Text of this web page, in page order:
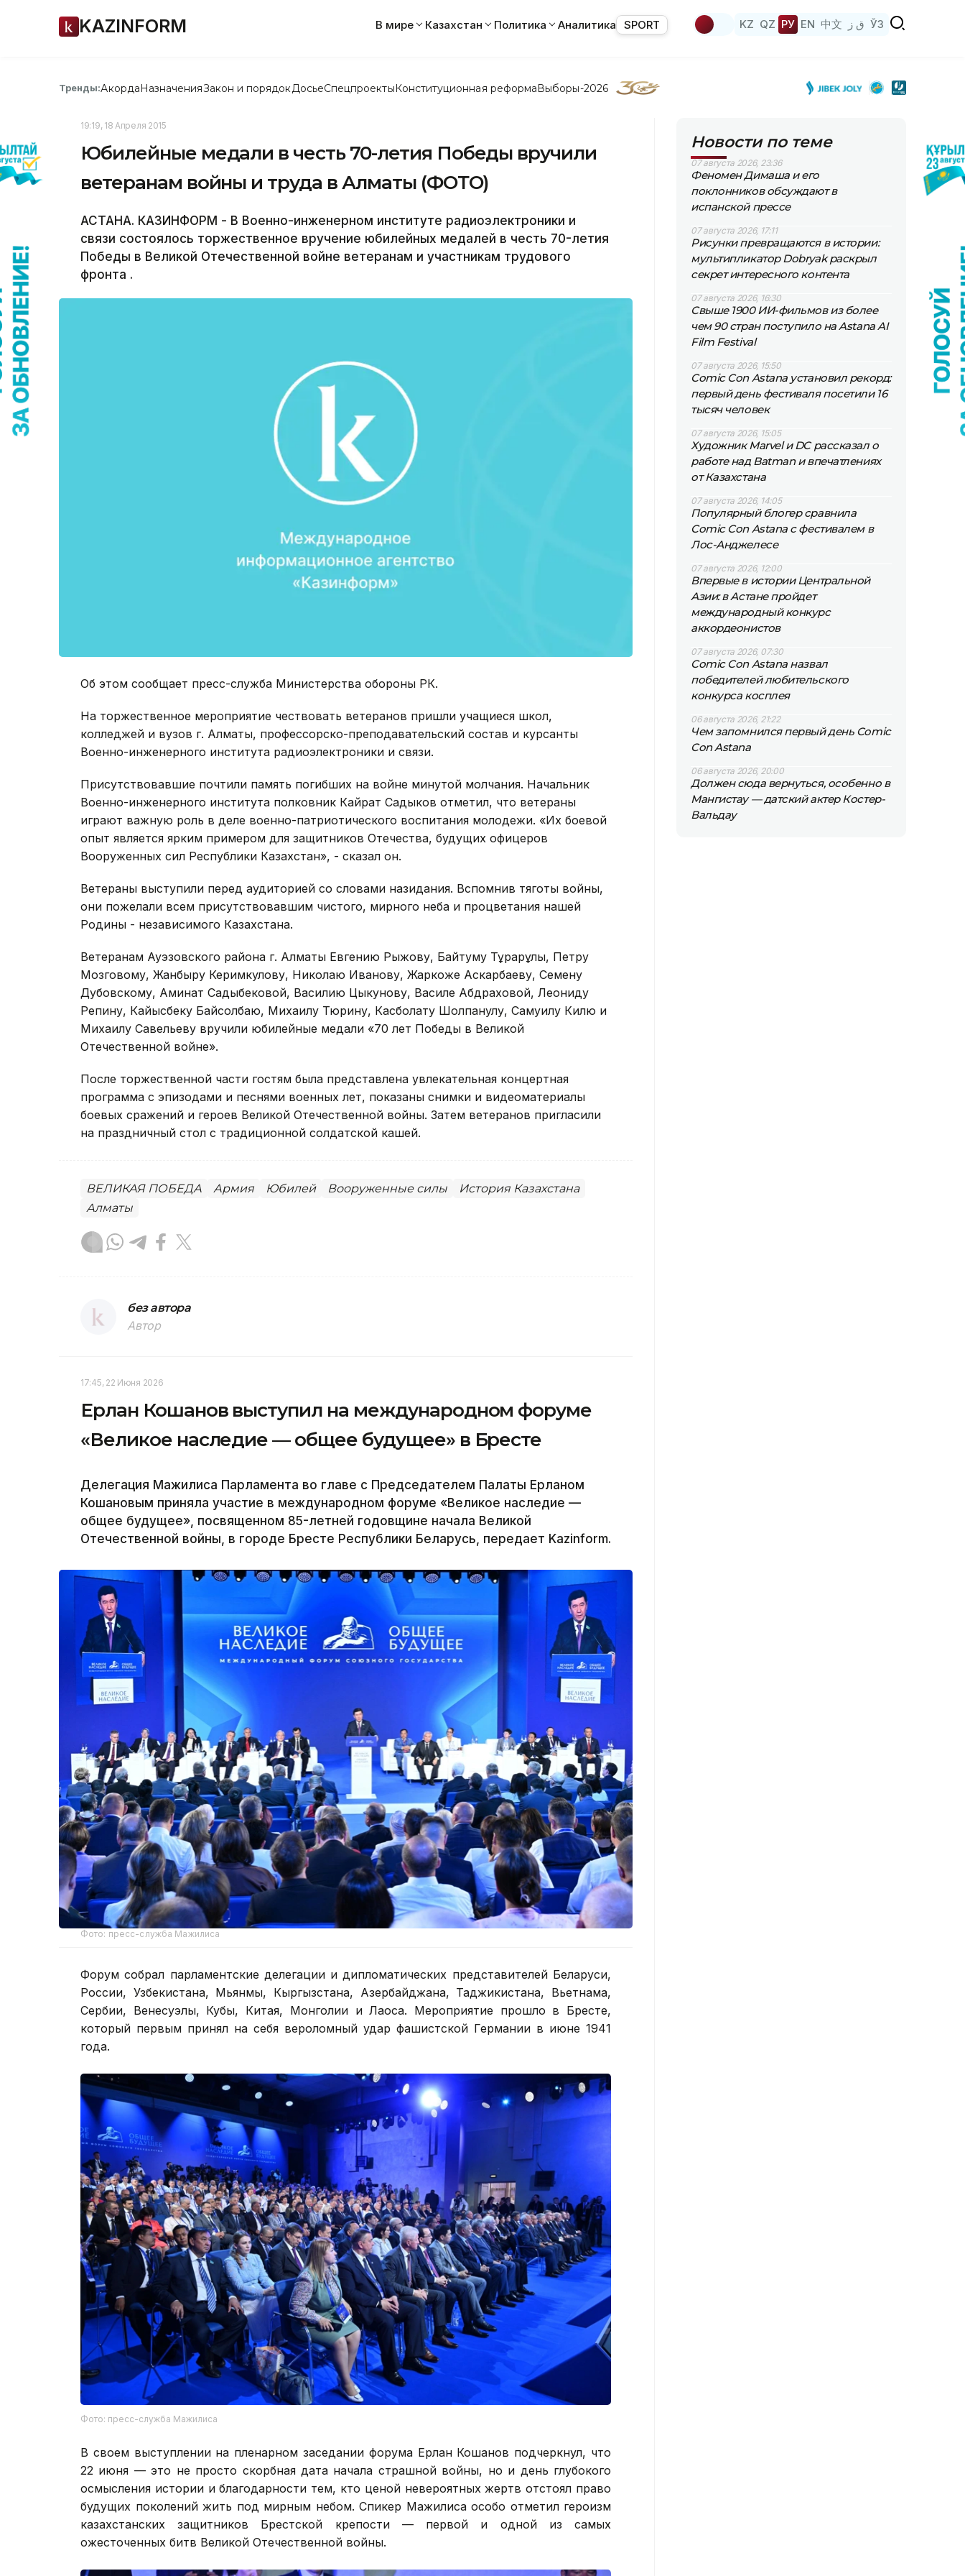
KAZINFORM В мире Казахстан Политика Аналитика SPORT KZ QZ РУ EN 中文 ق ز ЎЗ
Тренды:АкордаНазначенияЗакон и порядок ДосьеСпецпроектыКонституционная реформаВыборы-2026
19:19, 18 Апреля 2015
Юбилейные медали в честь 70-летия Победы вручили
ветеранам войны и труда в Алматы (ФОТО)
АСТАНА. КАЗИНФОРМ - В Военно-инженерном институте радиоэлектроники и
связи состоялось торжественное вручение юбилейных медалей в честь 70-летия
Победы в Великой Отечественной войне ветеранам и участникам трудового
фронта .
Об этом сообщает пресс-служба Министерства обороны РК.
На торжественное мероприятие чествовать ветеранов пришли учащиеся школ,
колледжей и вузов г. Алматы, профессорско-преподавательский состав и курсанты
Военно-инженерного института радиоэлектроники и связи.
Присутствовавшие почтили память погибших на войне минутой молчания. Начальник
Военно-инженерного института полковник Кайрат Садыков отметил, что ветераны
играют важную роль в деле военно-патриотического воспитания молодежи. «Их боевой
опыт является ярким примером для защитников Отечества, будущих офицеров
Вооруженных сил Республики Казахстан», - сказал он.
Ветераны выступили перед аудиторией со словами назидания. Вспомнив тяготы войны,
они пожелали всем присутствовавшим чистого, мирного неба и процветания нашей
Родины - независимого Казахстана.
Ветеранам Ауэзовского района г. Алматы Евгению Рыжову, Байтуму Тұрарұлы, Петру
Мозговому, Жанбыру Керимкулову, Николаю Иванову, Жаркоже Аскарбаеву, Семену
Дубовскому, Аминат Садыбековой, Василию Цыкунову, Василе Абдраховой, Леониду
Репину, Кайысбеку Байсолбаю, Михаилу Тюрину, Касболату Шолпанқулу, Самуилу Килю и
Михаилу Савельеву вручили юбилейные медали «70 лет Победы в Великой
Отечественной войне».
После торжественной части гостям была представлена увлекательная концертная
программа с эпизодами и песнями военных лет, показаны снимки и видеоматериалы
боевых сражений и героев Великой Отечественной войны. Затем ветеранов пригласили
на праздничный стол с традиционной солдатской кашей.
ВЕЛИКАЯ ПОБЕДА Армия Юбилей Вооруженные силы
История Казахстана
Алматы
без автора
Автор
17:45, 22 Июня 2026
Ерлан Кошанов выступил на международном форуме
«Великое наследие — общее будущее» в Бресте
Делегация Мажилиса Парламента во главе с Председателем Палаты Ерланом
Кошановым приняла участие в международном форуме «Великое наследие —
общее будущее», посвященном 85-летней годовщине начала Великой
Отечественной войны, в городе Бресте Республики Беларусь, передает Kazinform.
Фото: пресс-служба Мажилиса
Форум собрал парламентские делегации и дипломатических представителей Беларуси,
России, Узбекистана, Мьянмы, Кыргызстана, Азербайджана, Таджикистана, Вьетнама,
Сербии, Венесуэлы, Кубы, Китая, Монголии и Лаоса. Мероприятие прошло в Бресте,
который первым принял на себя вероломный удар фашистской Германии в июне 1941
года.
Фото: пресс-служба Мажилиса
В своем выступлении на пленарном заседании форума Ерлан Кошанов подчеркнул, что
22 июня — это не просто скорбная дата начала страшной войны, но и день глубокого
осмысления истории и благодарности тем, кто ценой невероятных жертв отстоял право
будущих поколений жить под мирным небом. Спикер Мажилиса особо отметил героизм
казахстанских защитников Брестской крепости — первой и одной из самых
ожесточенных битв Великой Отечественной войны.
Новости по теме
07 августа 2026, 23:36
Феномен Димаша и его
поклонников обсуждают в
испанской прессе
07 августа 2026, 17:11
Рисунки превращаются в истории:
мультипликатор Dobryak раскрыл
секрет интересного контента
07 августа 2026, 16:30
Свыше 1900 ИИ-фильмов из более
чем 90 стран поступило на Astana AI
Film Festival
07 августа 2026, 15:50
Comic Con Astana установил рекорд:
первый день фестиваля посетили 16
тысяч человек
07 августа 2026, 15:05
Художник Marvel и DC рассказал о
работе над Batman и впечатлениях
от Казахстана
07 августа 2026, 14:05
Популярный блогер сравнила
Comic Con Astana с фестивалем в
Лос-Анджелесе
07 августа 2026, 12:00
Впервые в истории Центральной
Азии: в Астане пройдет
международный конкурс
аккордеонистов
07 августа 2026, 07:30
Comic Con Astana назвал
победителей любительского
конкурса косплея
06 августа 2026, 21:22
Чем запомнился первый день Comic
Con Astana
06 августа 2026, 20:00
Должен сюда вернуться, особенно в
Мангистау — датский актер Костер-
Вальдау